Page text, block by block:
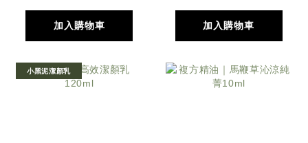
加入購物車 加入購物車
小黑泥潔顏乳